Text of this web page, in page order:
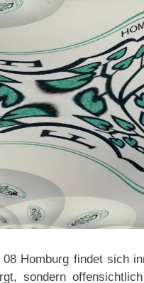
Homburg findet sich
sondern